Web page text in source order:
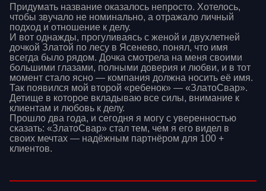
Придумать название оказалось непросто. Хотелось,
чтобы звучало не номинально, а отражало личный
подход и отношение к делу.
И вот однажды, прогуливаясь с женой и двухлетней
дочкой Златой по лесу в Ясенево, понял, что имя
всегда было рядом. Дочка смотрела на меня своими
большими глазами, полными доверия и любви, и в тот
момент стало ясно — компания должна носить её имя.
Так появился мой второй «ребенок» — «ЗлатоСвар».
Детище в которое вкладываю все силы, внимание к
клиентам и любовь к делу.
Прошло два года, и сегодня я могу с уверенностью
сказать: «ЗлатоСвар» стал тем, чем я его видел в
своих мечтах — надёжным партнёром для 100 +
клиентов.